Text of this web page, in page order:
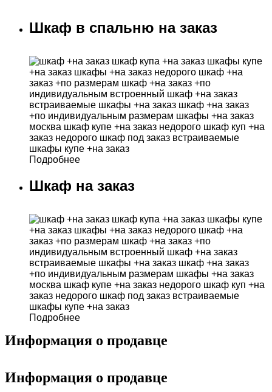
Шкаф в спальню на заказ
Подробнее
Шкаф на заказ
Подробнее
Информация о продавце
Информация о продавце